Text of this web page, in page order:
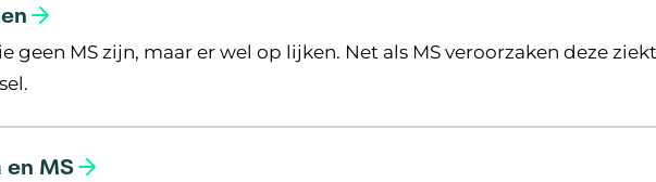
geen MS zijn, maar er wel op lijken. Net als MS veroorzaken deze
MS